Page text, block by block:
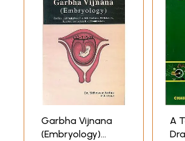
Garbha Vijnana
(Embryology)
A